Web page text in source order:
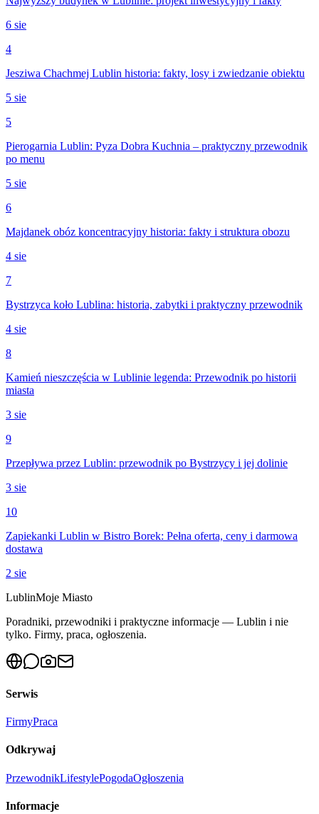
6 sie
4
Jesziwa Chachmej Lublin historia: fakty, losy i zwiedzanie obiektu
5 sie
5
Pierogarnia Lublin: Pyza Dobra Kuchnia – praktyczny przewodnik
po menu
5 sie
6
Majdanek obóz koncentracyjny historia: fakty i struktura obozu
4 sie
7
Bystrzyca koło Lublina: historia, zabytki i praktyczny przewodnik
4 sie
8
Kamień nieszczęścia w Lublinie legenda: Przewodnik po historii
miasta
3 sie
9
Przepływa przez Lublin: przewodnik po Bystrzycy i jej dolinie
3 sie
10
Zapiekanki Lublin w Bistro Borek: Pełna oferta, ceny i darmowa
dostawa
2 sie
LublinMoje Miasto
Poradniki, przewodniki i praktyczne informacje — Lublin i nie
tylko. Firmy, praca, ogłoszenia.
Serwis
FirmyPraca
Odkrywaj
PrzewodnikLifestylePogodaOgłoszenia
Informacje